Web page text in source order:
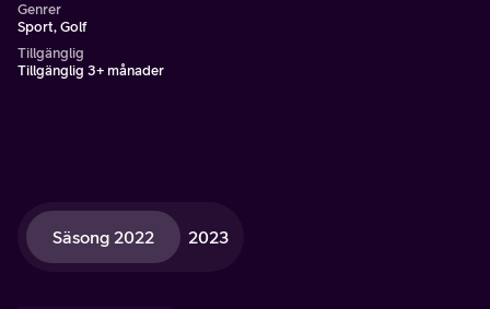
Genrer
Sport, Golf
Tillgänglig
Tillgänglig 3+ månader
Säsong 2022 2023